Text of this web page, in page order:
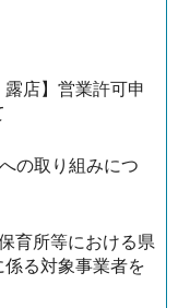
露店】営業許可申
の取り組みにつ
育所等における県
る対象事業者を